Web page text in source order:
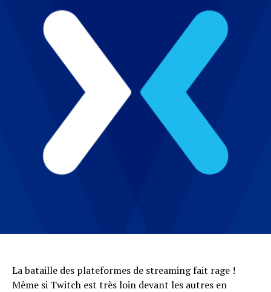
La bataille des plateformes de streaming fait rage !
Même si Twitch est très loin devant les autres en